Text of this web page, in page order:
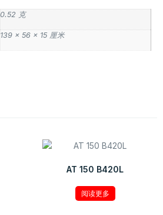
0.52 克
139 × 56 × 15 厘米
AT 150 B420L
阅读更多